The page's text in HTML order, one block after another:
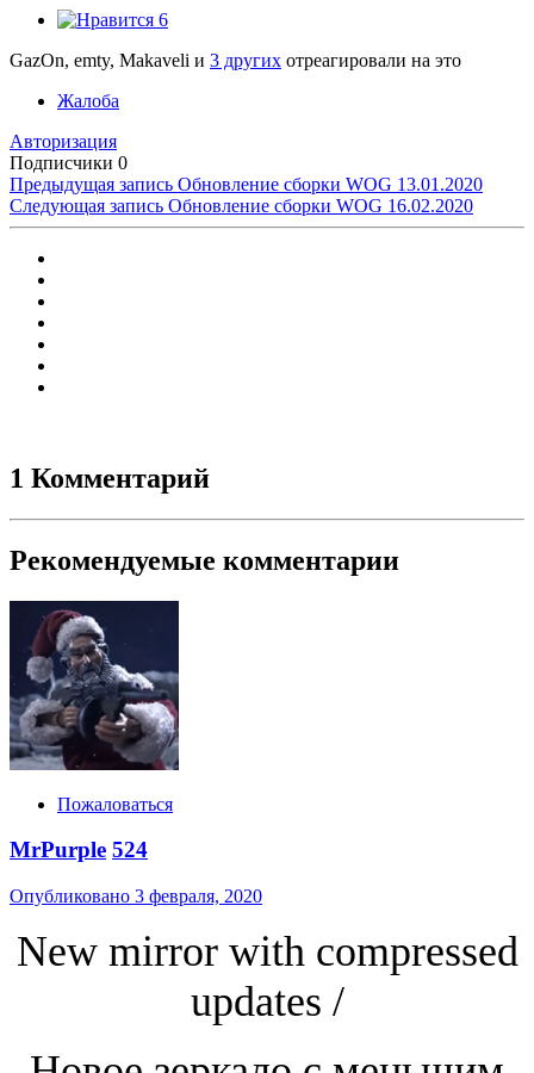
6
GazOn, emty, Makaveli и 3 других отреагировали на это
Жалоба
Авторизация
Подписчики 0
Предыдущая запись Обновление сборки WOG 13.01.2020
Следующая запись Обновление сборки WOG 16.02.2020
1 Комментарий
Рекомендуемые комментарии
Пожаловаться
MrPurple 524
Опубликовано 3 февраля, 2020
New mirror with compressed
updates /